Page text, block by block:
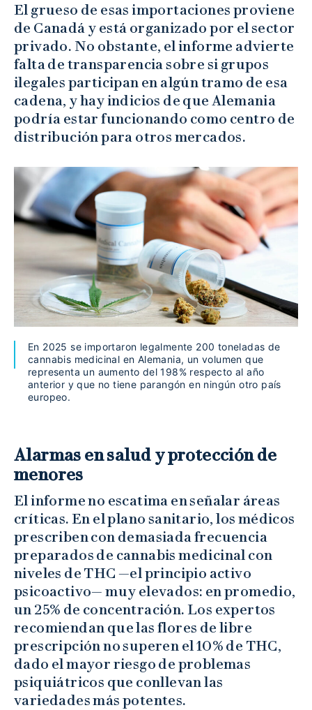
El grueso de esas importaciones proviene
de Canadá y está organizado por el sector
privado. No obstante, el informe advierte
falta de transparencia sobre si grupos
ilegales participan en algún tramo de esa
cadena, y hay indicios de que Alemania
podría estar funcionando como centro de
distribución para otros mercados.
En 2025 se importaron legalmente 200 toneladas de
cannabis medicinal en Alemania, un volumen que
representa un aumento del 198% respecto al año
anterior y que no tiene parangón en ningún otro país
europeo.
Alarmas en salud y protección de
menores
El informe no escatima en señalar áreas
críticas. En el plano sanitario, los médicos
prescriben con demasiada frecuencia
preparados de cannabis medicinal con
niveles de THC —el principio activo
psicoactivo— muy elevados: en promedio,
un 25% de concentración. Los expertos
recomiendan que las flores de libre
prescripción no superen el 10% de THC,
dado el mayor riesgo de problemas
psiquiátricos que conllevan las
variedades más potentes.